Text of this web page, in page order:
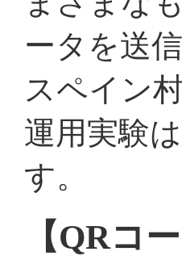
ータを送
スペイン
運用実験
す。
【QRコ